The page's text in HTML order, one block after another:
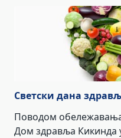
Светски дана
Поводом
Дом здравља Кикинда